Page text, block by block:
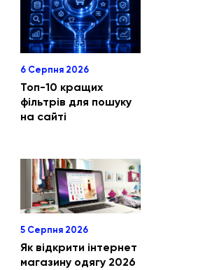
6 Серпня 2026
Топ-10 кращих
фільтрів для пошуку
на сайті
5 Серпня 2026
Як відкрити інтернет
магазину одягу 2026